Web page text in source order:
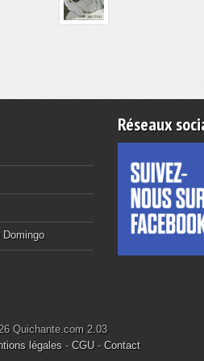
Domingo
Réseaux
Quichante.com 2.03
légales- CGU- Contact